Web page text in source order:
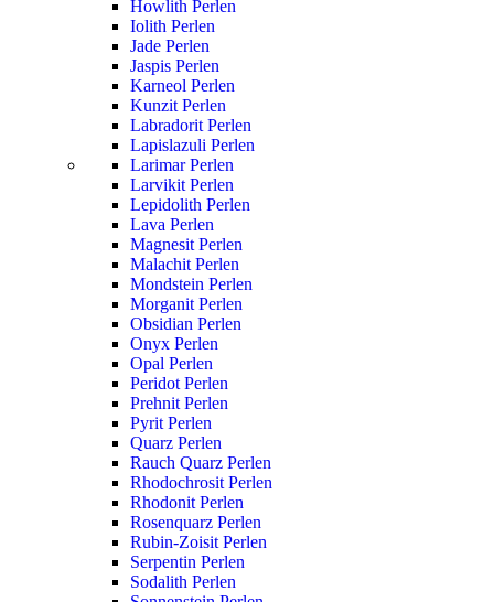
Howlith Perlen
Iolith Perlen
Jade Perlen
Jaspis Perlen
Karneol Perlen
Kunzit Perlen
Labradorit Perlen
Lapislazuli Perlen
Larimar Perlen
Larvikit Perlen
Lepidolith Perlen
Lava Perlen
Magnesit Perlen
Malachit Perlen
Mondstein Perlen
Morganit Perlen
Obsidian Perlen
Onyx Perlen
Opal Perlen
Peridot Perlen
Prehnit Perlen
Pyrit Perlen
Quarz Perlen
Rauch Quarz Perlen
Rhodochrosit Perlen
Rhodonit Perlen
Rosenquarz Perlen
Rubin-Zoisit Perlen
Serpentin Perlen
Sodalith Perlen